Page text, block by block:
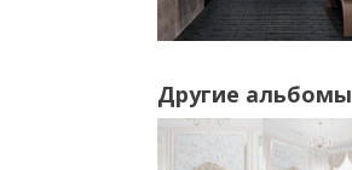
Другие альбомы